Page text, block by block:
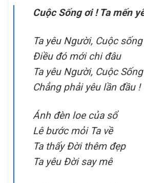
Cuộc Sống ơi ! Ta mến
Ta yêu Người, Cuộc sống
Điều đó mới chi đâu
Ta yêu Người, Cuộc Sống
Chẳng phải yêu lần đầu !
Ánh đèn loe của sổ
Lê bước mỏi Ta về
Ta thấy Đời thêm đẹp
Ta yêu Đời say mê